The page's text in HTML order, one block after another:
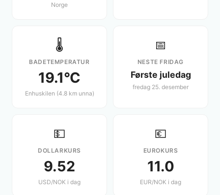
Norge
🌡️
BADETEMPERATUR
19.1°C
Enhuskilen (4.8 km unna)
📅
NESTE FRIDAG
Første juledag
fredag 25. desember
💵
DOLLARKURS
9.52
USD/NOK i dag
💶
EUROKURS
11.0
EUR/NOK i dag